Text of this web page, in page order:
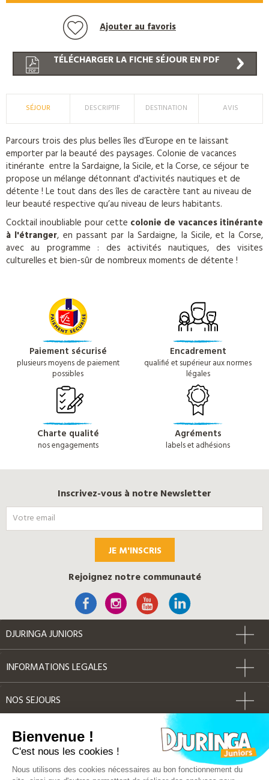
Ajouter au favoris
TÉLÉCHARGER LA FICHE SÉJOUR EN PDF
SÉJOUR DESCRIPTIF DESTINATION AVIS
Parcours trois des plus belles îles d’Europe en te laissant
emporter par la beauté des paysages. Colonie de vacances
itinérante entre la Sardaigne, la Sicile, et la Corse, ce séjour te
propose un mélange détonnant d'activités nautiques et de
détente ! Le tout dans des îles de caractère tant au niveau de
leur beauté respective qu’au niveau de leurs habitants.
Cocktail inoubliable pour cette colonie de vacances itinérante
à l'étranger, en passant par la Sardaigne, la Sicile, et la Corse,
avec au programme : des activités nautiques, des visites
culturelles et bien-sûr de nombreux moments de détente !
Paiement sécurisé
plusieurs moyens de paiement
possibles
Encadrement
qualifié et supérieur aux normes
légales
Charte qualité
nos engagements
Agréments
labels et adhésions
Inscrivez-vous à notre Newsletter
JE M'INSCRIS
Rejoignez notre communauté
DJURINGA JUNIORS
INFORMATIONS LEGALES
NOS SEJOURS
AUTRES
Label Qualité
Bienvenue !
C'est nous les cookies !
Nous utilisons des cookies nécessaires au bon fonctionnement du